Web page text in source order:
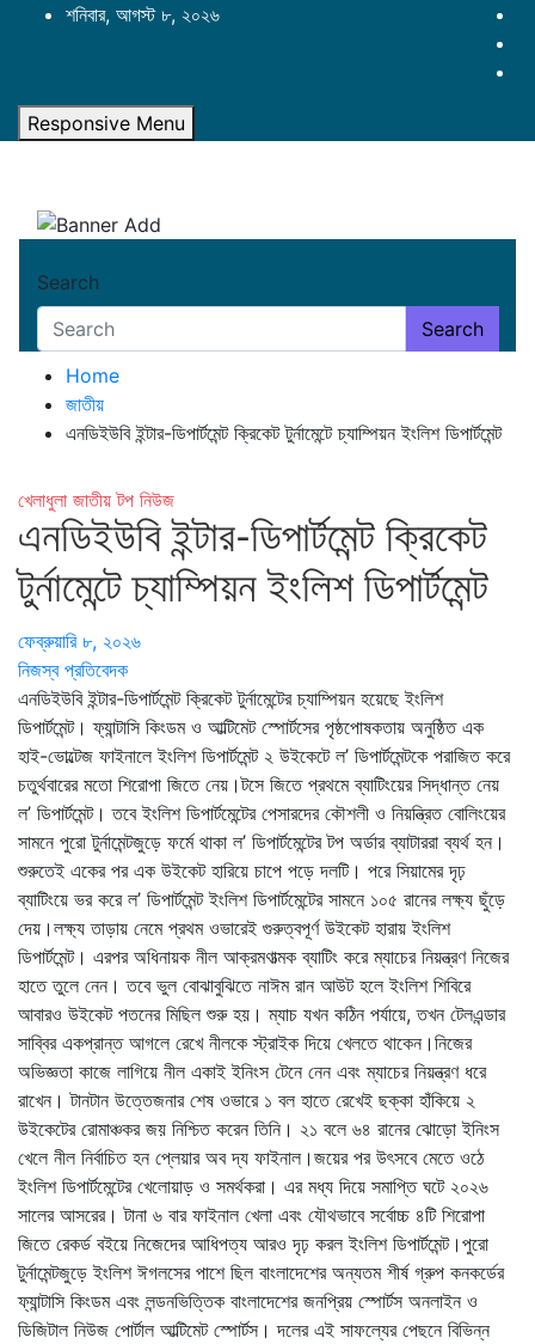
শনিবার, আগস্ট ৮, ২০২৬
Responsive Menu
Search
Search
Home
জাতীয়
এনডিইউবি ইন্টার-ডিপার্টমেন্ট ক্রিকেট টুর্নামেন্টে চ্যাম্পিয়ন ইংলিশ ডিপার্টমেন্ট
খেলাধুলা জাতীয় টপ নিউজ
এনডিইউবি ইন্টার-ডিপার্টমেন্ট ক্রিকেট
টুর্নামেন্টে চ্যাম্পিয়ন ইংলিশ ডিপার্টমেন্ট
ফেব্রুয়ারি ৮, ২০২৬
নিজস্ব প্রতিবেদক
এনডিইউবি ইন্টার-ডিপার্টমেন্ট ক্রিকেট টুর্নামেন্টের চ্যাম্পিয়ন হয়েছে ইংলিশ
ডিপার্টমেন্ট। ফ্যান্টাসি কিংডম ও আল্টিমেট স্পোর্টসের পৃষ্ঠপোষকতায় অনুষ্ঠিত এক
হাই-ভোল্টেজ ফাইনালে ইংলিশ ডিপার্টমেন্ট ২ উইকেটে ল’ ডিপার্টমেন্টকে পরাজিত করে
চতুর্থবারের মতো শিরোপা জিতে নেয়।টসে জিতে প্রথমে ব্যাটিংয়ের সিদ্ধান্ত নেয়
ল’ ডিপার্টমেন্ট। তবে ইংলিশ ডিপার্টমেন্টের পেসারদের কৌশলী ও নিয়ন্ত্রিত বোলিংয়ের
সামনে পুরো টুর্নামেন্টজুড়ে ফর্মে থাকা ল’ ডিপার্টমেন্টের টপ অর্ডার ব্যাটাররা ব্যর্থ হন।
শুরুতেই একের পর এক উইকেট হারিয়ে চাপে পড়ে দলটি। পরে সিয়ামের দৃঢ়
ব্যাটিংয়ে ভর করে ল’ ডিপার্টমেন্ট ইংলিশ ডিপার্টমেন্টের সামনে ১০৫ রানের লক্ষ্য ছুঁড়ে
দেয়।লক্ষ্য তাড়ায় নেমে প্রথম ওভারেই গুরুত্বপূর্ণ উইকেট হারায় ইংলিশ
ডিপার্টমেন্ট। এরপর অধিনায়ক নীল আক্রমণাত্মক ব্যাটিং করে ম্যাচের নিয়ন্ত্রণ নিজের
হাতে তুলে নেন। তবে ভুল বোঝাবুঝিতে নাঈম রান আউট হলে ইংলিশ শিবিরে
আবারও উইকেট পতনের মিছিল শুরু হয়। ম্যাচ যখন কঠিন পর্যায়ে, তখন টেলএন্ডার
সাব্বির একপ্রান্ত আগলে রেখে নীলকে স্ট্রাইক দিয়ে খেলতে থাকেন।নিজের
অভিজ্ঞতা কাজে লাগিয়ে নীল একাই ইনিংস টেনে নেন এবং ম্যাচের নিয়ন্ত্রণ ধরে
রাখেন। টানটান উত্তেজনার শেষ ওভারে ১ বল হাতে রেখেই ছক্কা হাঁকিয়ে ২
উইকেটের রোমাঞ্চকর জয় নিশ্চিত করেন তিনি। ২১ বলে ৬৪ রানের ঝোড়ো ইনিংস
খেলে নীল নির্বাচিত হন প্লেয়ার অব দ্য ফাইনাল।জয়ের পর উৎসবে মেতে ওঠে
ইংলিশ ডিপার্টমেন্টের খেলোয়াড় ও সমর্থকরা। এর মধ্য দিয়ে সমাপ্তি ঘটে ২০২৬
সালের আসরের। টানা ৬ বার ফাইনাল খেলা এবং যৌথভাবে সর্বোচ্চ ৪টি শিরোপা
জিতে রেকর্ড বইয়ে নিজেদের আধিপত্য আরও দৃঢ় করল ইংলিশ ডিপার্টমেন্ট।পুরো
টুর্নামেন্টজুড়ে ইংলিশ ঈগলসের পাশে ছিল বাংলাদেশের অন্যতম শীর্ষ গ্রুপ কনকর্ডের
ফ্যান্টাসি কিংডম এবং লন্ডনভিত্তিক বাংলাদেশের জনপ্রিয় স্পোর্টস অনলাইন ও
ডিজিটাল নিউজ পোর্টাল আল্টিমেট স্পোর্টস। দলের এই সাফল্যের পেছনে বিভিন্ন